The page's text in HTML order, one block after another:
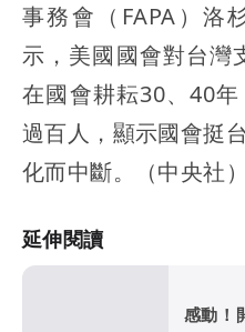
事務會（FAPA）洛
示，美國國會對台灣
在國會耕耘30、40
過百人，顯示國會挺
化而中斷。（中央社）
延伸閱讀
感動！